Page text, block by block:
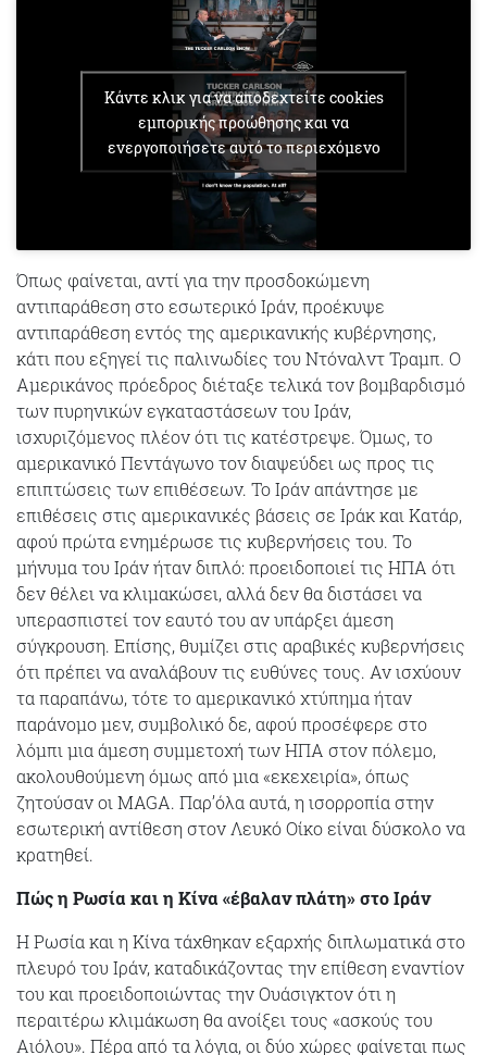
Κάντε κλικ για να αποδεχτείτε cookies
εμπορικής προώθησης και να
ενεργοποιήσετε αυτό το περιεχόμενο
Όπως φαίνεται, αντί για την προσδοκώμενη
αντιπαράθεση στο εσωτερικό Ιράν, προέκυψε
αντιπαράθεση εντός της αμερικανικής κυβέρνησης,
κάτι που εξηγεί τις παλινωδίες του Ντόναλντ Τραμπ. Ο
Αμερικάνος πρόεδρος διέταξε τελικά τον βομβαρδισμό
των πυρηνικών εγκαταστάσεων του Ιράν,
ισχυριζόμενος πλέον ότι τις κατέστρεψε. Όμως, το
αμερικανικό Πεντάγωνο τον διαψεύδει ως προς τις
επιπτώσεις των επιθέσεων. Το Ιράν απάντησε με
επιθέσεις στις αμερικανικές βάσεις σε Ιράκ και Κατάρ,
αφού πρώτα ενημέρωσε τις κυβερνήσεις του. Το
μήνυμα του Ιράν ήταν διπλό: προειδοποιεί τις ΗΠΑ ότι
δεν θέλει να κλιμακώσει, αλλά δεν θα διστάσει να
υπερασπιστεί τον εαυτό του αν υπάρξει άμεση
σύγκρουση. Επίσης, θυμίζει στις αραβικές κυβερνήσεις
ότι πρέπει να αναλάβουν τις ευθύνες τους. Αν ισχύουν
τα παραπάνω, τότε το αμερικανικό χτύπημα ήταν
παράνομο μεν, συμβολικό δε, αφού προσέφερε στο
λόμπι μια άμεση συμμετοχή των ΗΠΑ στον πόλεμο,
ακολουθούμενη όμως από μια «εκεχειρία», όπως
ζητούσαν οι MAGA. Παρ’όλα αυτά, η ισορροπία στην
εσωτερική αντίθεση στον Λευκό Οίκο είναι δύσκολο να
κρατηθεί.
Πώς η Ρωσία και η Κίνα «έβαλαν πλάτη» στο Ιράν
Η Ρωσία και η Κίνα τάχθηκαν εξαρχής διπλωματικά στο
πλευρό του Ιράν, καταδικάζοντας την επίθεση εναντίον
του και προειδοποιώντας την Ουάσιγκτον ότι η
περαιτέρω κλιμάκωση θα ανοίξει τους «ασκούς του
Αιόλου». Πέρα από τα λόγια, οι δύο χώρες φαίνεται πως